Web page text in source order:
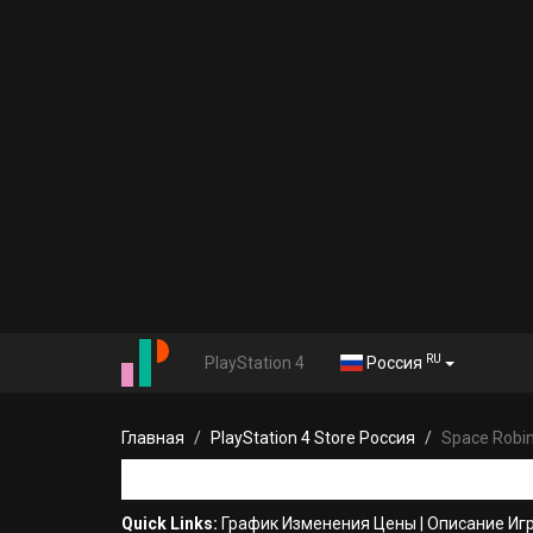
PlayStation 4 Россия RU
Главная PlayStation 4 Store Россия Space
Quick Links: График Изменения Цены Описание